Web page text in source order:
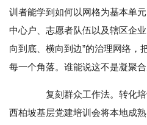
训者能学到如何以网格为基本单
中心户、志愿者队伍以及辖区企
向到底、横向到边”的治理网络，
每一个角落。谁能说这不是凝聚
复刻群众工作法。转化培
西柏坡基层党建培训会将本地成熟